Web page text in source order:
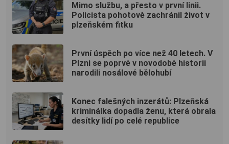
Mimo službu, a přesto v první linii.
Policista pohotově zachránil život v
plzeňském fitku
První úspěch po více než 40 letech. V
Plzni se poprvé v novodobé historii
narodili nosálové bělohubí
Konec falešných inzerátů: Plzeňská
kriminálka dopadla ženu, která obrala
desítky lidí po celé republice